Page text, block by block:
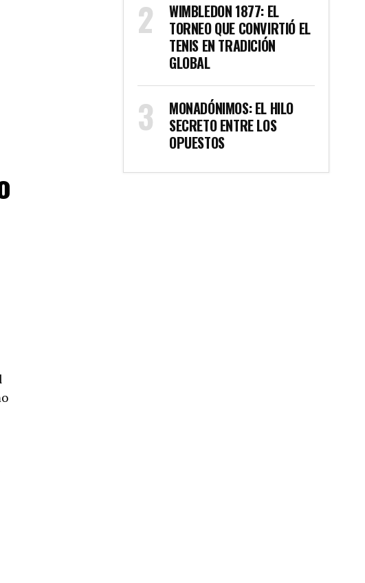
WIMBLEDON 1877: EL
TORNEO QUE CONVIRTIÓ EL
TENIS EN TRADICIÓN
GLOBAL
MONADÓNIMOS: EL HILO
SECRETO ENTRE LOS
OPUESTOS